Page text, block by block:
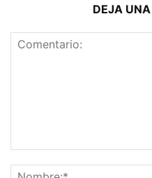
DEJA UNA